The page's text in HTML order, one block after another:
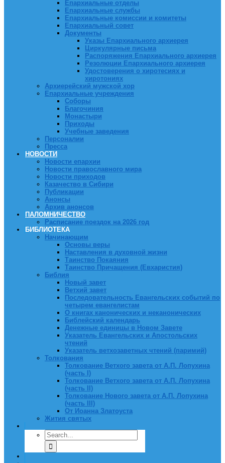
Епархиальные отделы
Епархиальные службы
Епархиальные комиссии и комитеты
Епархиальный совет
Документы
Указы Епархиального архиерея
Циркулярные письма
Распоряжения Епархиального архиерея
Резолюции Епархиального архиерея
Удостоверения о хиротесиях и
хиротониях
Архиерейский мужской хор
Епархиальные учреждения
Соборы
Благочиния
Монастыри
Приходы
Учебные заведения
Персоналии
Пресса
НОВОСТИ
Новости епархии
Новости православного мира
Новости приходов
Казачество в Сибири
Публикации
Анонсы
Архив анонсов
ПАЛОМНИЧЕСТВО
Расписание поездок на 2026 год
БИБЛИОТЕКА
Начинающим
Основы веры
Наставления в духовной жизни
Таинство Покаяния
Таинство Причащения (Евхаристия)
Библия
Новый завет
Ветхий завет
Последовательность Евангельских событий по
четырем евангелистам
О книгах канонических и неканонических
Библейский календарь
Денежные единицы в Новом Завете
Указатель Евангельских и Апостольских
чтений
Указатель ветхозаветных чтений (паримий)
Толкования
Толкование Ветхого завета от А.П. Лопухина
(часть I)
Толкование Ветхого завета от А.П. Лопухина
(часть II)
Толкование Нового завета от А.П. Лопухина
(часть III)
От Иоанна Златоуста
Жития святых